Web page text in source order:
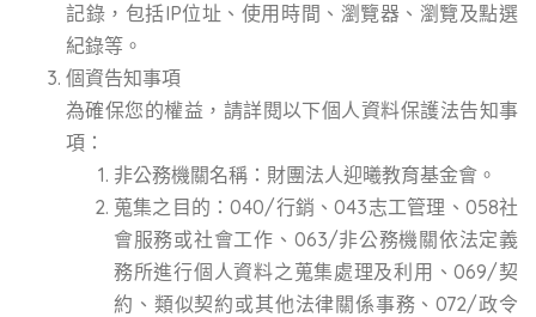
記錄，包括IP位址、使用時間、瀏覽器、瀏覽及點選
紀錄等。
個資告知事項
為確保您的權益，請詳閱以下個人資料保護法告知事
項：
非公務機關名稱：財團法人迎曦教育基金會。
蒐集之目的：040/行銷、043志工管理、058社
會服務或社會工作、063/非公務機關依法定義
務所進行個人資料之蒐集處理及利用、069/契
約、類似契約或其他法律關係事務、072/政令